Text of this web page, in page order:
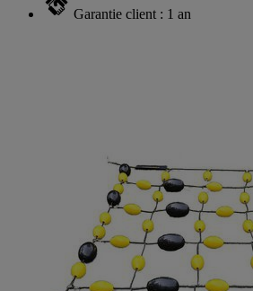
Garantie client : 1 an